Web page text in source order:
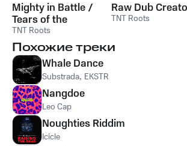
Mighty in Battle /
Tears of the
Righteous
TNT Roots
Raw Dub
TNT Roots
Похожие треки
Whale Dance
Substrada, EKSTR
Nangdoe
Leo Cap
Noughties Riddim
Icicle